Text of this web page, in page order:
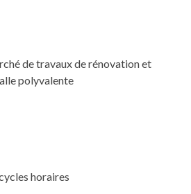
de travaux de rénovation et
polyvalente
horaires